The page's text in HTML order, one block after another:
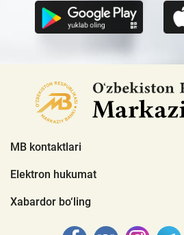
MB kontaktlari
Elektron hukumat
Xabardor bo‘ling